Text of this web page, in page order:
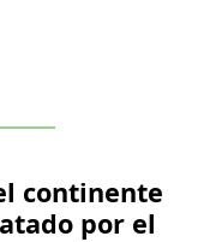
continente
por el